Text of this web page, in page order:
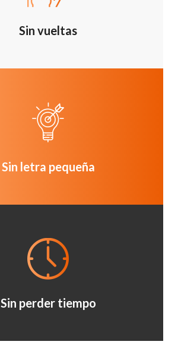
Sin vueltas
Sin letra pequeña
Sin perder tiempo